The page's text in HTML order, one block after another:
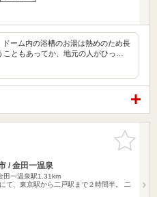
ドーム内の浴槽のお湯は熱めのため長
ともあってか、地元の人がひっ…
お気に入
りに追加
/ 金田一温泉
田一温泉駅1.31km
て、東京駅から二戸駅まで２時間半。 二